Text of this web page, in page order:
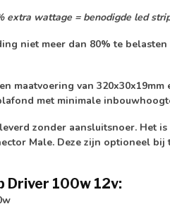
extra wattage = benodigde led
niet meer dan 80% te
maatvoering van
met minimale
zonder aansluitsnoer. Het
Male. Deze zijn optioneel
Driver 100w 12v: